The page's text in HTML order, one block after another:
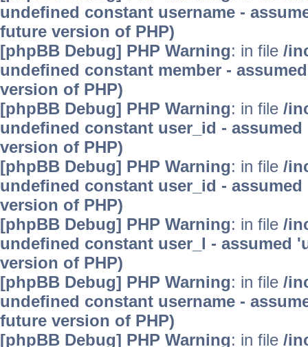
undefined constant username -
future version of PHP)
[phpBB Debug] PHP Warning: in file /
undefined constant member -
version of PHP)
[phpBB Debug] PHP Warning: in file /
undefined constant user_id -
version of PHP)
[phpBB Debug] PHP Warning: in file /
undefined constant user_id -
version of PHP)
[phpBB Debug] PHP Warning: in file /
undefined constant user_l - assumed
version of PHP)
[phpBB Debug] PHP Warning: in file /
undefined constant username -
future version of PHP)
[phpBB Debug] PHP Warning: in file /